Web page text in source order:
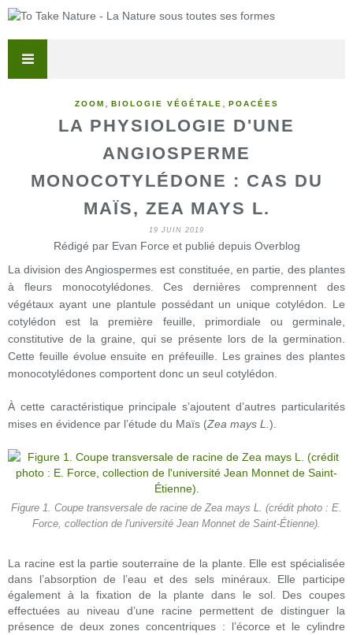
ZOOM BIOLOGIE VÉGÉTALE POACÉES
LA PHYSIOLOGIE D'UNE
ANGIOSPERME
MONOCOTYLÉDONE : CAS DU
MAÏS, ZEA MAYS L.
19 JUIN 2019
Rédigé par Evan Force et publié depuis Overblog
La division des Angiospermes est constituée, en partie, des plantes
à fleurs monocotylédones. Ces dernières comprennent des
végétaux ayant une plantule possédant un unique cotylédon. Le
cotylédon est la première feuille, primordiale ou germinale,
constitutive de la graine, qui se présente lors de la germination.
Cette feuille évolue ensuite en préfeuille. Les graines des plantes
monocotylédones comportent donc un seul cotylédon.
À cette caractéristique principale s’ajoutent d’autres particularités
mises en évidence par l’étude du Maïs (Zea mays L. )
Figure 1. Coupe transversale de racine de Zea mays L. (crédit photo : E.
Force, collection de l'université Jean Monnet de Saint-Étienne).
La racine est la partie souterraine de la plante. Elle est spécialisée
dans l’absorption de l’eau et des sels minéraux. Elle participe
également à la fixation de la plante dans le sol. Des coupes
effectuées au niveau d’une racine permettent de distinguer la
présence de deux zones concentriques : l’écorce et le cylindre